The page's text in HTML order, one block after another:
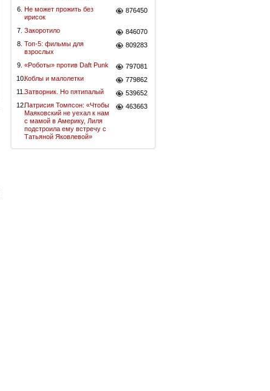
6. Не может прожить без
ирисок
876450
7. Закоротило
846070
8. Топ-5: фильмы для
взрослых
809283
9. «Роботы» против Daft Punk
797081
10.Коблы и малолетки
779862
11.Затворник. Но пятипалый
539652
12.Патрисия Томпсон: «Чтобы
Маяковский не уехал к нам
с мамой в Америку, Лиля
подстроила ему встречу с
Татьяной Яковлевой»
463663